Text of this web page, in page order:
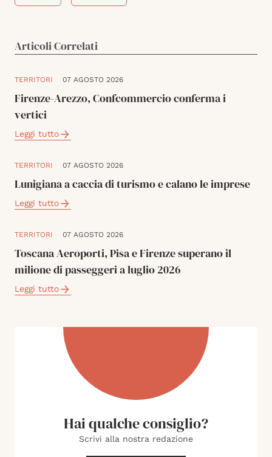
Articoli Correlati
TERRITORI 07 AGOSTO 2026
Firenze-Arezzo, Confcommercio conferma i
vertici
Leggi tutto
TERRITORI 07 AGOSTO 2026
Lunigiana a caccia di turismo e calano le imprese
Leggi tutto
TERRITORI 07 AGOSTO 2026
Toscana Aeroporti, Pisa e Firenze superano il
milione di passeggeri a luglio 2026
Leggi tutto
Hai qualche consiglio?
Scrivi alla nostra redazione